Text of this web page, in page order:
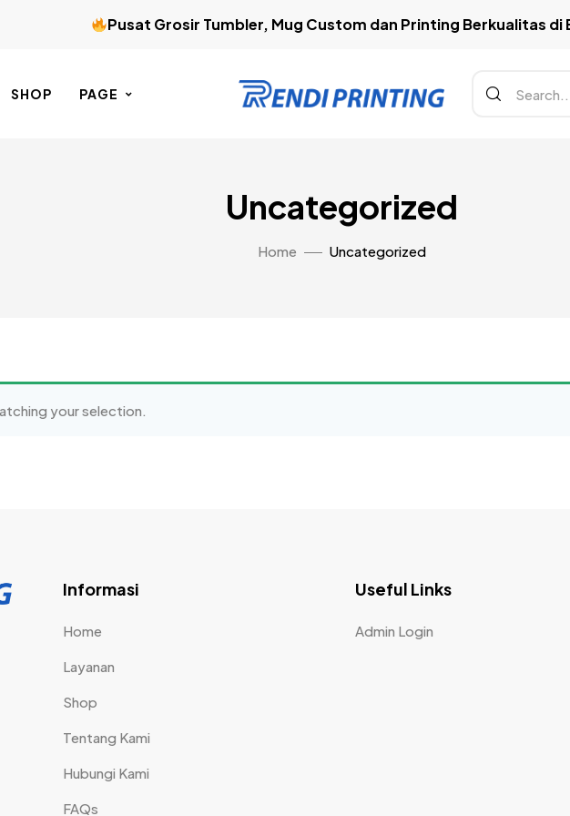
Pusat Grosir Tumbler, Mug Custom dan Printing Berkualitas di
SHOP PAGE
Uncategorized
Home Uncategorized
your selection.
Informasi
Home
Layanan
Shop
Tentang Kami
Hubungi Kami
FAQs
Useful Links
Admin Login